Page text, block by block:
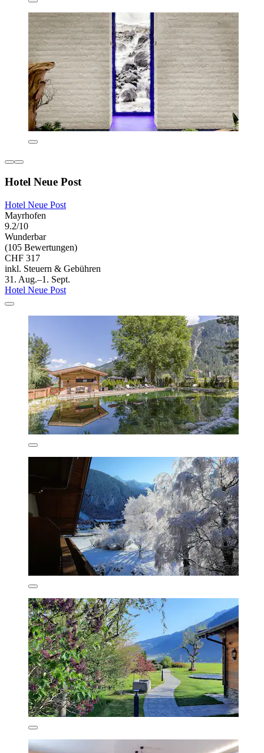
Hotel Neue Post
Hotel Neue Post
Mayrhofen
9.2/10
Wunderbar
(105 Bewertungen)
CHF 317
inkl. Steuern & Gebühren
31. Aug.–1. Sept.
Hotel Neue Post